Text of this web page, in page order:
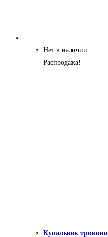
Нет в наличии
Распродажа!
Купальник трикини